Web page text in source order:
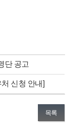
단 공고
신청 안내]
목록